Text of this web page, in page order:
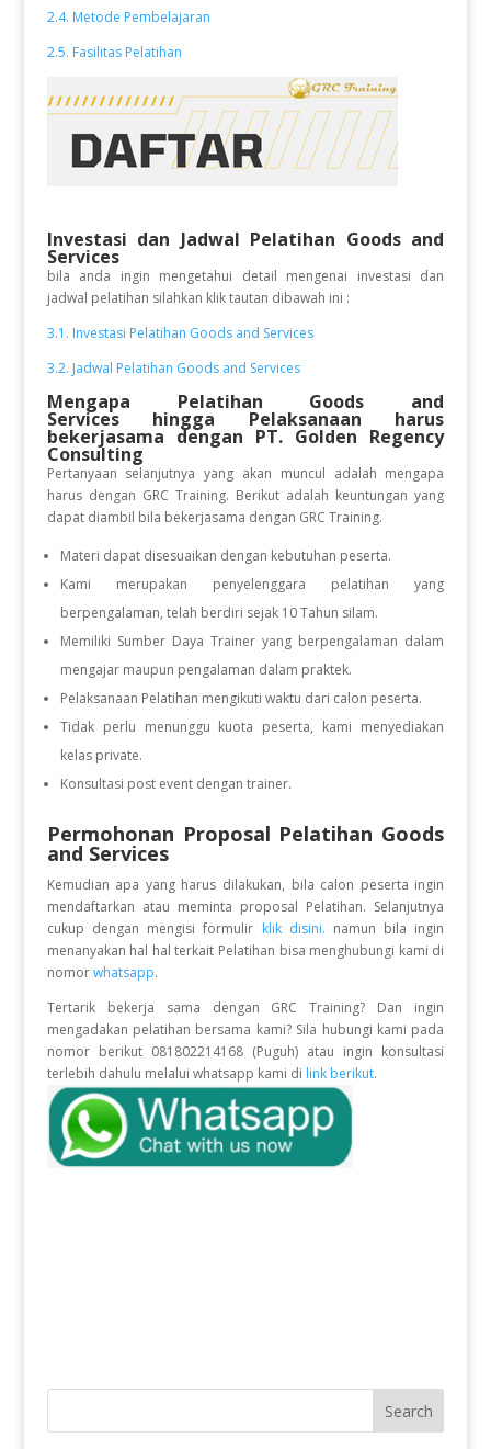
2.4. Metode Pembelajaran
2.5. Fasilitas Pelatihan
Investasi dan Jadwal Pelatihan Goods and
Services
bila anda ingin mengetahui detail mengenai investasi dan
jadwal pelatihan silahkan klik tautan dibawah ini :
3.1. Investasi Pelatihan Goods and Services
3.2. Jadwal Pelatihan Goods and Services
Mengapa Pelatihan Goods and
Services hingga Pelaksanaan harus
bekerjasama dengan PT. Golden Regency
Consulting
Pertanyaan selanjutnya yang akan muncul adalah mengapa
harus dengan GRC Training. Berikut adalah keuntungan yang
dapat diambil bila bekerjasama dengan GRC Training.
Materi dapat disesuaikan dengan kebutuhan peserta.
Kami merupakan penyelenggara pelatihan yang
berpengalaman, telah berdiri sejak 10 Tahun silam.
Memiliki Sumber Daya Trainer yang berpengalaman dalam
mengajar maupun pengalaman dalam praktek.
Pelaksanaan Pelatihan mengikuti waktu dari calon peserta.
Tidak perlu menunggu kuota peserta, kami menyediakan
kelas private.
Konsultasi post event dengan trainer.
Permohonan Proposal Pelatihan Goods
and Services
Kemudian apa yang harus dilakukan, bila calon peserta ingin
mendaftarkan atau meminta proposal Pelatihan. Selanjutnya
cukup dengan mengisi formulir klik disini. namun bila ingin
menanyakan hal hal terkait Pelatihan bisa menghubungi kami di
nomor whatsapp.
Tertarik bekerja sama dengan GRC Training? Dan ingin
mengadakan pelatihan bersama kami? Sila hubungi kami pada
nomor berikut 081802214168 (Puguh) atau ingin konsultasi
terlebih dahulu melalui whatsapp kami di link berikut.